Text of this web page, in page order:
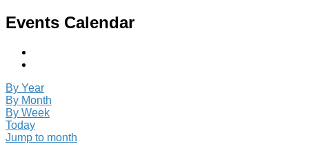
Events Calendar
By Year
By Month
By Week
Today
Jump to month